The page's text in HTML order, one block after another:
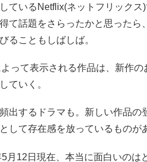
ているNetflix(ネットフリックス
て話題をさらったかと思ったら
ることもしばしば。
って表示される作品は、新作の
ていく。
出するドラマも。新しい作品の
して存在感を放っているものが
月12日現在、本当に面白いのは